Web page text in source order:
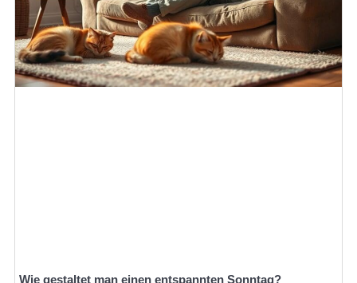
Wie gestaltet man einen entspannten Sonntag?